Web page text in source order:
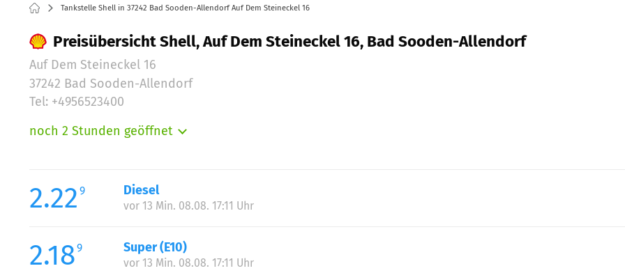
Tankstelle Shell in 37242 Bad Sooden-Allendorf Auf Dem Steineckel 16
Preisübersicht Shell, Auf Dem Steineckel 16, Bad Sooden-Allendorf
Auf Dem Steineckel 16
37242 Bad Sooden-Allendorf
Tel: +4956523400
noch 2 Stunden geöffnet
Mittwoch:
Donnerstag:
Samstag:
Samstag:
2.22 9 Diesel
vor 13 Min. 08.08. 17:11 Uhr
2.189 Super (E10)
vor 13 Min. 08.08. 17:11 Uhr